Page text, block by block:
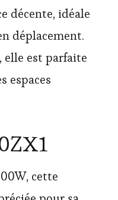
décente, idéale
déplacement.
elle est parfaite
espaces
cette